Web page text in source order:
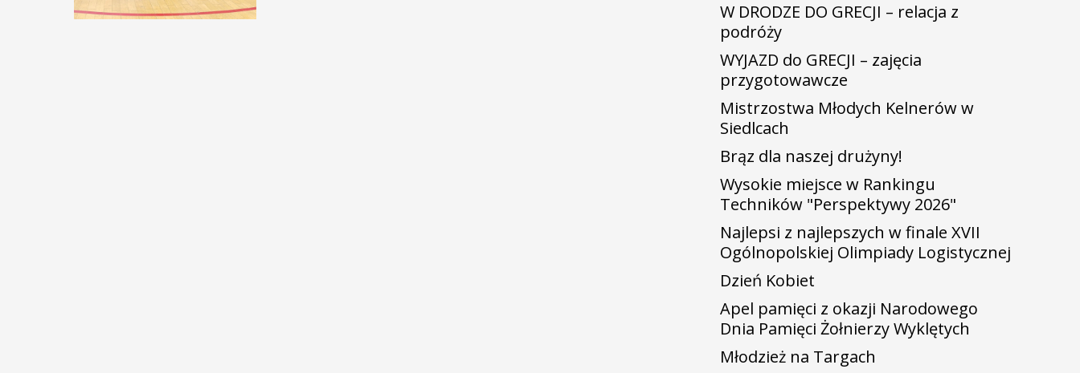
W DRODZE DO GRECJI – relacja z
podróży
WYJAZD do GRECJI – zajęcia
przygotowawcze
Mistrzostwa Młodych Kelnerów w
Siedlcach
Brąz dla naszej drużyny!
Wysokie miejsce w Rankingu
Techników "Perspektywy 2026"
Najlepsi z najlepszych w finale XVII
Ogólnopolskiej Olimpiady Logistycznej
Dzień Kobiet
Apel pamięci z okazji Narodowego
Dnia Pamięci Żołnierzy Wyklętych
Młodzież na Targach